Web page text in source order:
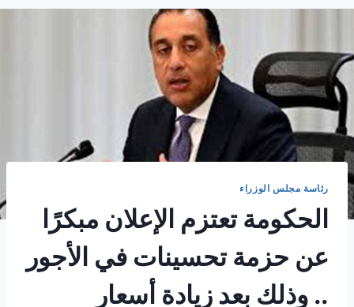
رئاسة مجلس الوزراء
الحكومة تعتزم الإعلان مبكرًا
عن حزمة تحسينات في الأجور
.. وذلك بعد زيادة أسعار